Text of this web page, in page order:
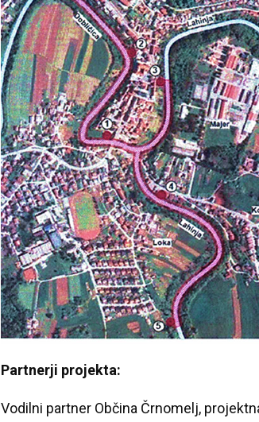
Partnerji projekta:
Vodilni partner Občina Črnomelj,